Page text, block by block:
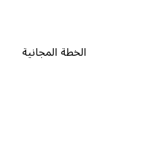
الخطة المجانية